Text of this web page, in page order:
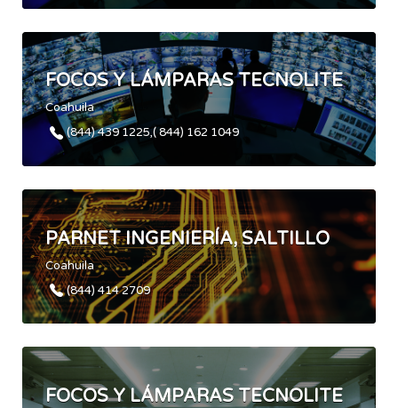
FOCOS Y LÁMPARAS TECNOLITE
Coahuila
(844) 439 1225,( 844) 162 1049
PARNET INGENIERÍA, SALTILLO
Coahuila
(844) 414 2709
FOCOS Y LÁMPARAS TECNOLITE